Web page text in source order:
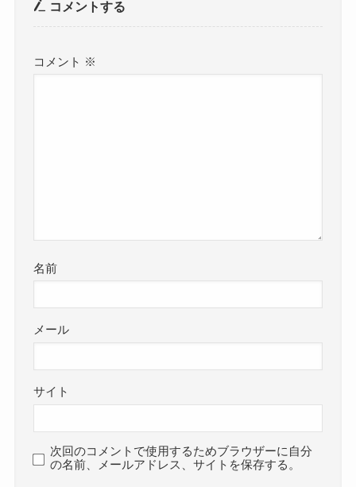
コメントする
コメント ※
名前
メール
サイト
次回のコメントで使用するためブラウザーに自分
の名前、メールアドレス、サイトを保存する。